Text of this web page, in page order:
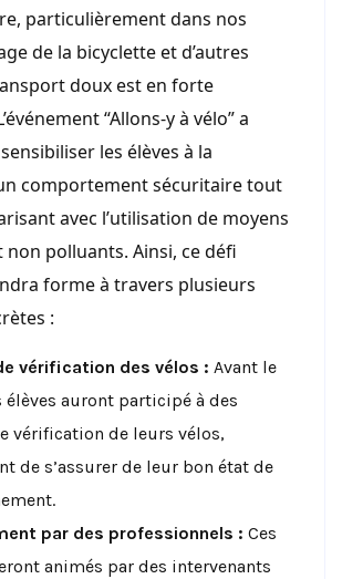
particulièrement dans nos
de la bicyclette et d’autres
doux est en forte
“Allons-y à vélo” a
les élèves à la
comportement sécuritaire tout
avec l’utilisation de moyens
polluants. Ainsi, ce défi
forme à travers plusieurs
:
vérification des vélos : Avant le
élèves auront participé à des
vérification de leurs vélos,
de s’assurer de leur bon état de
par des professionnels : Ces
animés par des intervenants